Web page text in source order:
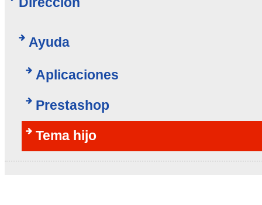
Ayuda
Aplicaciones
Prestashop
Tema hijo